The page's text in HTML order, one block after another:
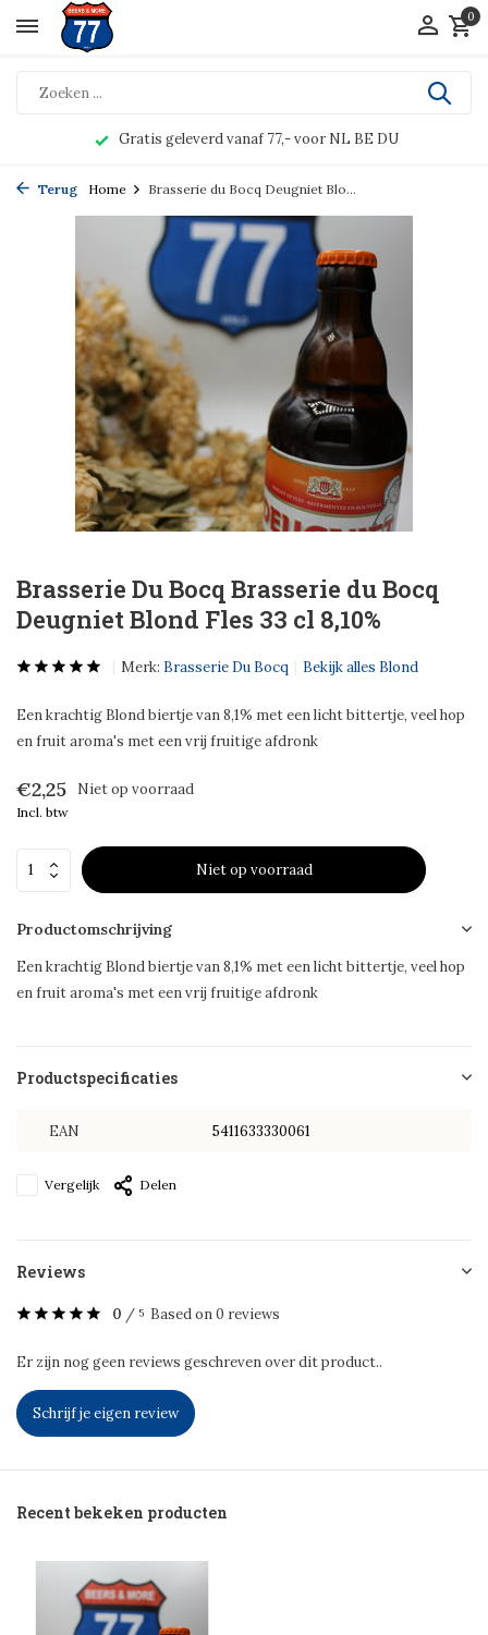
0
Gratis geleverd vanaf 77,- voor NL BE DU
Terug Home Brasserie du Bocq Deugniet Blo...
Brasserie Du Bocq Brasserie du Bocq
Deugniet Blond Fles 33 cl 8,10%
Merk: Brasserie Du Bocq Bekijk alles Blond
Een krachtig Blond biertje van 8,1% met een licht bittertje, veel hop
en fruit aroma's met een vrij fruitige afdronk
€2,25 Niet op voorraad
Incl. btw
Niet op voorraad
Productomschrijving
Een krachtig Blond biertje van 8,1% met een licht bittertje, veel hop
en fruit aroma's met een vrij fruitige afdronk
Productspecificaties
EAN 5411633330061
Vergelijk Delen
Reviews
0 / 5 Based on 0 reviews
Er zijn nog geen reviews geschreven over dit product..
Schrijf je eigen review
Recent bekeken producten